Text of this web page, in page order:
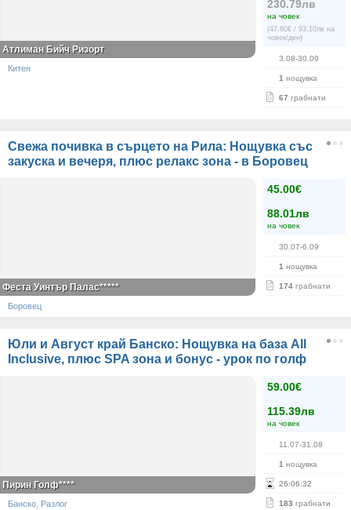
230.79лв
на човек
(47.60€ / 93.10лв на
човек/ден)
3.08-30.09
1 нощувка
67 грабнати
Атлиман Бийч Ризорт
Китен
Свежа почивка в сърцето на Рила: Нощувка със
закуска и вечеря, плюс релакс зона - в Боровец
45.00€
88.01лв
на човек
30.07-6.09
1 нощувка
174 грабнати
Феста Уинтър Палас*****
Боровец
Юли и Август край Банско: Нощувка на база All
Inclusive, плюс SPA зона и бонус - урок по голф
59.00€
115.39лв
на човек
11.07-31.08
1 нощувка
26:06:32
183 грабнати
Пирин Голф****
Банско, Разлог